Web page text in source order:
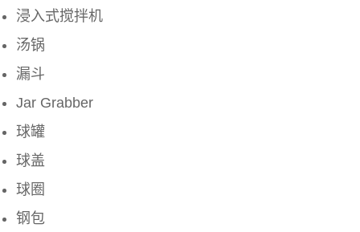
浸入式搅拌机
汤锅
漏斗
Jar Grabber
球罐
球盖
球圈
钢包